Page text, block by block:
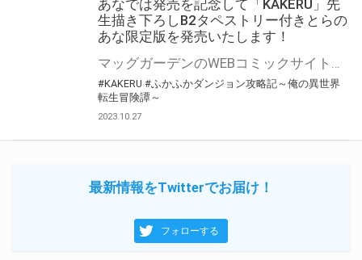
あなでは発売を記念して「KAKERU」先
生描き下ろしB2タペストリー付きとらの
あな限定版を発売いたします！
#KAKERU #ふかふかダンジョン攻略記～俺の異世界
転生冒険譚～
2023.10.27
最新情報をTwitterでお届け！
フォローする